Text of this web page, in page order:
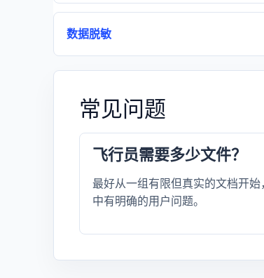
数据脱敏
常见问题
飞行员需要多少文件？
最好从一组有限但真实的文档开始
中有明确的用户问题。